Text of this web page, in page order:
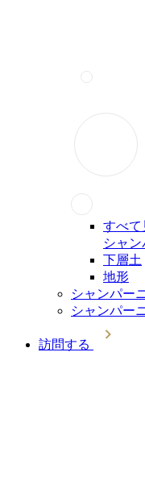
すべて
シャ
下層土
地形
シャンパー
シャンパー
訪問する